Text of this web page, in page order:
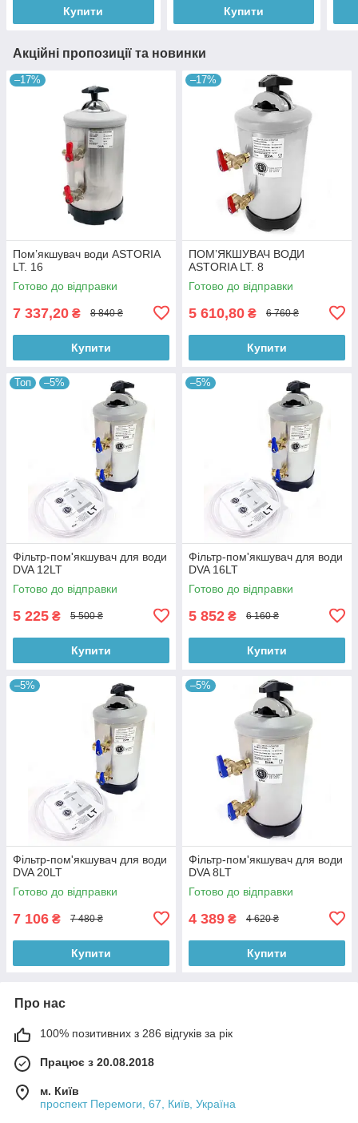
Купити Купити
Акційні пропозиції та новинки
–17%
Пом’якшувач води ASTORIA
LT. 16
Готово до відправки
7 337,20 ₴ 8 840 ₴
Купити
–17%
ПОМ’ЯКШУВАЧ ВОДИ
ASTORIA LT. 8
Готово до відправки
5 610,80 ₴ 6 760 ₴
Купити
Топ –5%
Фільтр-пом'якшувач для води
DVA 12LT
Готово до відправки
5 225 ₴ 5 500 ₴
Купити
–5%
Фільтр-пом'якшувач для води
DVA 16LT
Готово до відправки
5 852 ₴ 6 160 ₴
Купити
–5%
Фільтр-пом'якшувач для води
DVA 20LT
Готово до відправки
7 106 ₴ 7 480 ₴
Купити
–5%
Фільтр-пом'якшувач для води
DVA 8LT
Готово до відправки
4 389 ₴ 4 620 ₴
Купити
Про нас
100% позитивних з 286 відгуків за рік
Працює з 20.08.2018
м. Київ
проспект Перемоги, 67, Київ, Україна